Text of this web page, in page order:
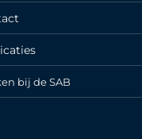
bij de SAB